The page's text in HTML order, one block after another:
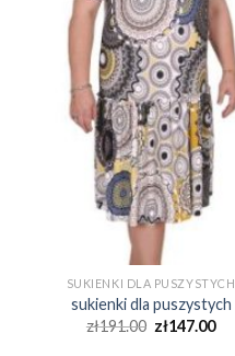
SUKIENKI DLA PUSZYSTYCH
sukienki dla puszystych
zł191.00 zł147.00